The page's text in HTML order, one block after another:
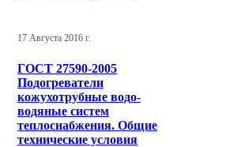
17 Августа 2016 г.
ГОСТ 27590-2005
Подогреватели
кожухотрубные водо-
водяные систем
теплоснабжения. Общие
технические условия